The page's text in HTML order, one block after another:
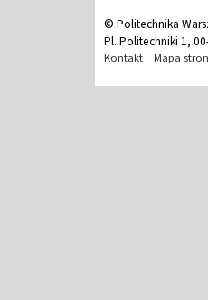
© Politechnika
Pl. Politechniki 1,
Kontakt Mapa